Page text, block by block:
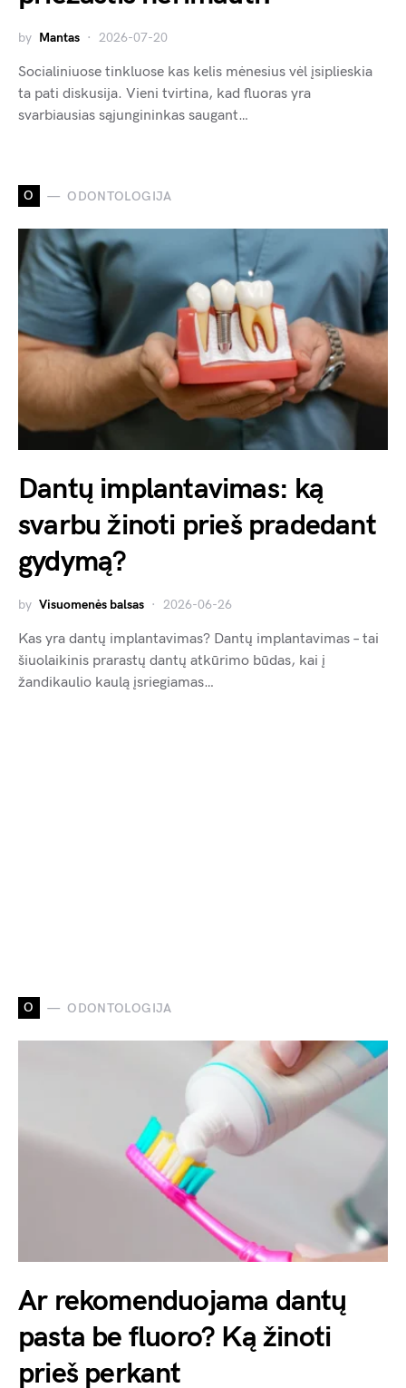
by Mantas 2026-07-20
Socialiniuose tinkluose kas kelis mėnesius vėl įsiplieskia
ta pati diskusija. Vieni tvirtina, kad fluoras yra
svarbiausias sąjungininkas saugant…
O ODONTOLOGIJA
Dantų implantavimas: ką
svarbu žinoti prieš pradedant
gydymą?
by Visuomenės balsas 2026-06-26
Kas yra dantų implantavimas? Dantų implantavimas – tai
šiuolaikinis prarastų dantų atkūrimo būdas, kai į
žandikaulio kaulą įsriegiamas…
O ODONTOLOGIJA
Ar rekomenduojama dantų
pasta be fluoro? Ką žinoti
prieš perkant